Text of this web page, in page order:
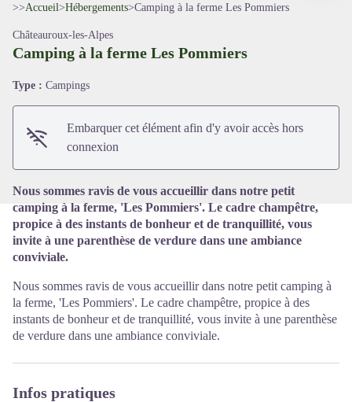
>>Accueil>Hébergements>Camping à la ferme Les Pommiers
Châteauroux-les-Alpes
Camping à la ferme Les Pommiers
Type : Campings
Embarquer cet élément afin d'y avoir accès hors
connexion
Nous sommes ravis de vous accueillir dans notre petit
camping à la ferme, 'Les Pommiers'. Le cadre champêtre,
propice à des instants de bonheur et de tranquillité, vous
invite à une parenthèse de verdure dans une ambiance
conviviale.
Nous sommes ravis de vous accueillir dans notre petit camping à
la ferme, 'Les Pommiers'. Le cadre champêtre, propice à des
instants de bonheur et de tranquillité, vous invite à une parenthèse
de verdure dans une ambiance conviviale.
Infos pratiques